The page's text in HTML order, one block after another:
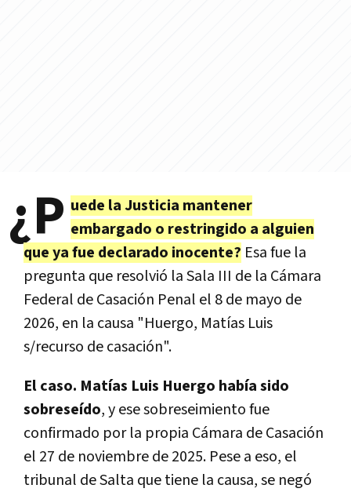
¿P uede la Justicia mantener
embargado o restringido a alguien
que ya fue declarado inocente? Esa fue la
pregunta que resolvió la Sala III de la Cámara
Federal de Casación Penal el 8 de mayo de
2026, en la causa "Huergo, Matías Luis
s/recurso de casación".
El caso. Matías Luis Huergo había sido
sobreseído, y ese sobreseimiento fue
confirmado por la propia Cámara de Casación
el 27 de noviembre de 2025. Pese a eso, el
tribunal de Salta que tiene la causa, se negó